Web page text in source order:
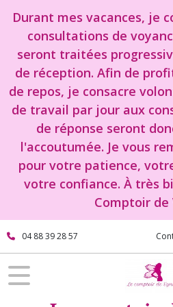
Durant mes vacances, je
consultations de
seront traitées
de réception. Afin de
de repos, je consacre
de travail par jour aux
de réponse seront
l'accoutumée. Je vous
pour votre patience,
votre confiance. À très
Comptoir de
04 88 39 28 57
Fermer
FILTRES
Tous
les
produits
Boutique
objet
Fée
statuette
objet